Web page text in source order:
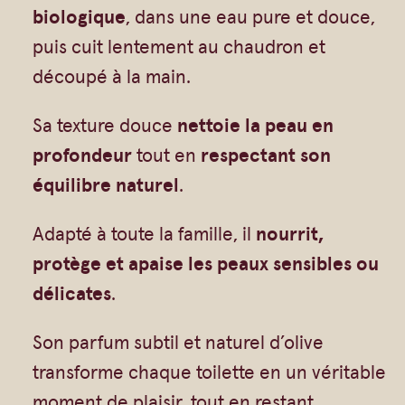
Vrac
Authentiques
Savons moulés
Végétales
Barres détachantes
Savons sur corde
Argiles
Eaux florales
Exfoliants
Savons sur corde
Gommages
Savons en barre
Shampoings
Livres
biologique, dans une eau pure et douce,
puis cuit lentement au chaudron et
découpé à la main.
Sa texture douce nettoie la peau en
profondeurtout en respectant son
équilibre naturel.
Adapté à toute la famille, il nourrit,
protège et apaise les peaux sensibles ou
délicates.
Son parfum subtil et naturel d’olive
transforme chaque toilette en un véritable
i
t
é
e
S
a
v
n
e
M